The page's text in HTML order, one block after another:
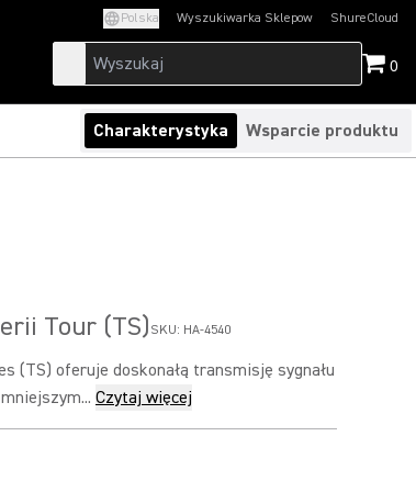
Polska Wyszukiwarka Sklepow ShureCloud
(Opens in a new
0
Charakterystyka Wsparcie produktu
Tour (TS)SKU: HA-4540
(TS) oferuje doskonałą transmisję sygnału
Czytaj więcej